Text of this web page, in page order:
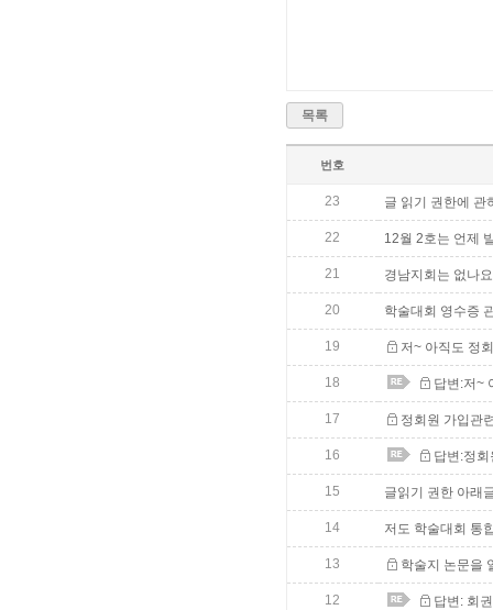
목록
번호
23 글 읽기 권한에 관
22 12월 2호는 언제
21 경남지회는 없나
20 학술대회 영수증
19 저~ 아직도 정
18 답변:저~
17 정회원 가입관
16 답변:정
15 글읽기 권한 아래
14 저도 학술대회 통
13 학술지 논문을
12 답변: 회